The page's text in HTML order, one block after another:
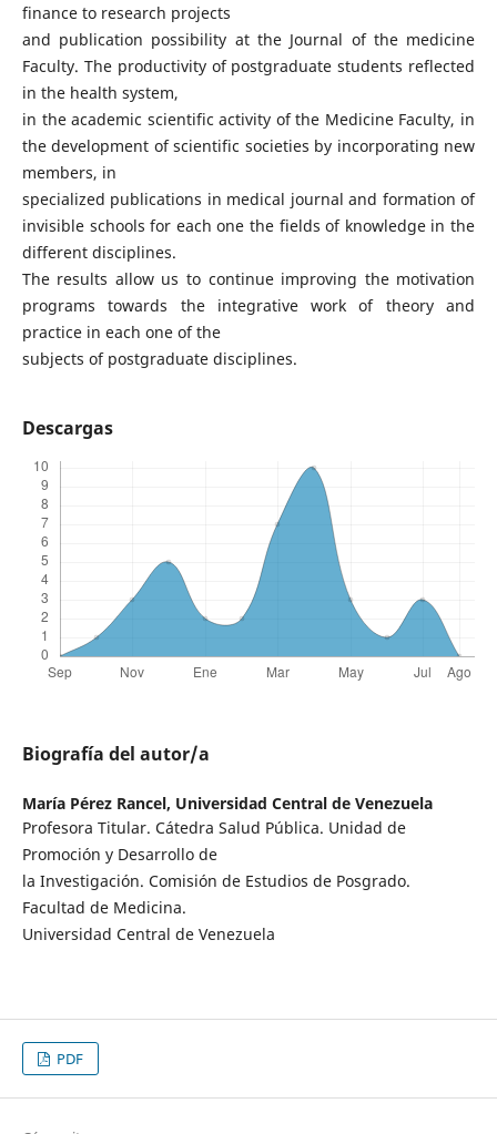
finance to research projects
and publication possibility at the Journal of the medicine
Faculty. The productivity of postgraduate students reflected
in the health system,
in the academic scientific activity of the Medicine Faculty, in
the development of scientific societies by incorporating new
members, in
specialized publications in medical journal and formation of
invisible schools for each one the fields of knowledge in the
different disciplines.
The results allow us to continue improving the motivation
programs towards the integrative work of theory and
practice in each one of the
subjects of postgraduate disciplines.
Descargas
Biografía del autor/a
María Pérez Rancel, Universidad Central de Venezuela
Profesora Titular. Cátedra Salud Pública. Unidad de
Promoción y Desarrollo de
la Investigación. Comisión de Estudios de Posgrado.
Facultad de Medicina.
Universidad Central de Venezuela
PDF